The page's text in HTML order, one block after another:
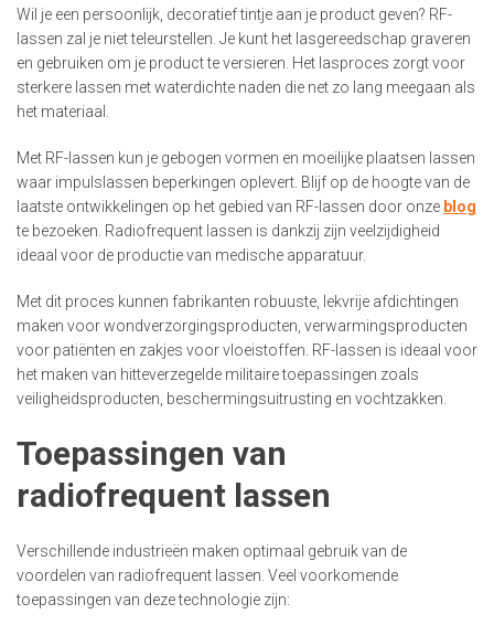
Wil je een persoonlijk, decoratief tintje aan je product geven? RF-
lassen zal je niet teleurstellen. Je kunt het lasgereedschap graveren
en gebruiken om je product te versieren. Het lasproces zorgt voor
sterkere lassen met waterdichte naden die net zo lang meegaan als
het materiaal.
Met RF-lassen kun je gebogen vormen en moeilijke plaatsen lassen
waar impulslassen beperkingen oplevert. Blijf op de hoogte van de
laatste ontwikkelingen op het gebied van RF-lassen door onze blog
te bezoeken. Radiofrequent lassen is dankzij zijn veelzijdigheid
ideaal voor de productie van medische apparatuur.
Met dit proces kunnen fabrikanten robuuste, lekvrije afdichtingen
maken voor wondverzorgingsproducten, verwarmingsproducten
voor patiënten en zakjes voor vloeistoffen. RF-lassen is ideaal voor
het maken van hitteverzegelde militaire toepassingen zoals
veiligheidsproducten, beschermingsuitrusting en vochtzakken.
Toepassingen van
radiofrequent lassen
Verschillende industrieën maken optimaal gebruik van de
voordelen van radiofrequent lassen. Veel voorkomende
toepassingen van deze technologie zijn: